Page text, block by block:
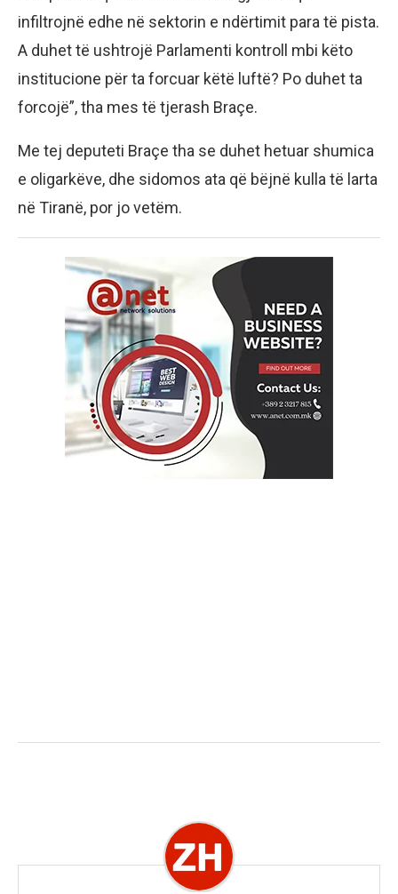
infiltrojnë edhe në sektorin e ndërtimit para të pista.
A duhet të ushtrojë Parlamenti kontroll mbi këto
institucione për ta forcuar këtë luftë? Po duhet ta
forcojë”, tha mes të tjerash Braçe.
Me tej deputeti Braçe tha se duhet hetuar shumica
e oligarkëve, dhe sidomos ata që bëjnë kulla të larta
në Tiranë, por jo vetëm.